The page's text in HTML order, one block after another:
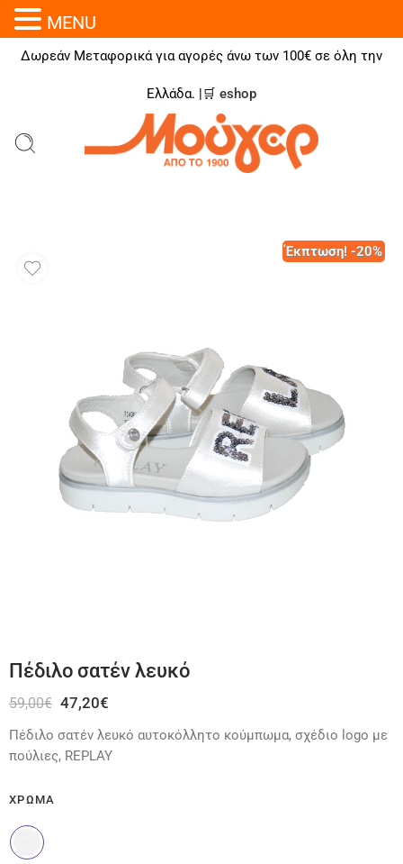
Δωρεάν Μεταφορικά για αγορές άνω των 100€ σε όλη την
Ελλάδα. |🛒 eshop
Έκπτωση! -20%
Πέδιλο σατέν λευκό
59,00€ 47,20€
Πέδιλο σατέν λευκό αυτοκόλλητο κούμπωμα, σχέδιο logo με
πούλιες, REPLAY
ΧΡΏΜΑ
MENU